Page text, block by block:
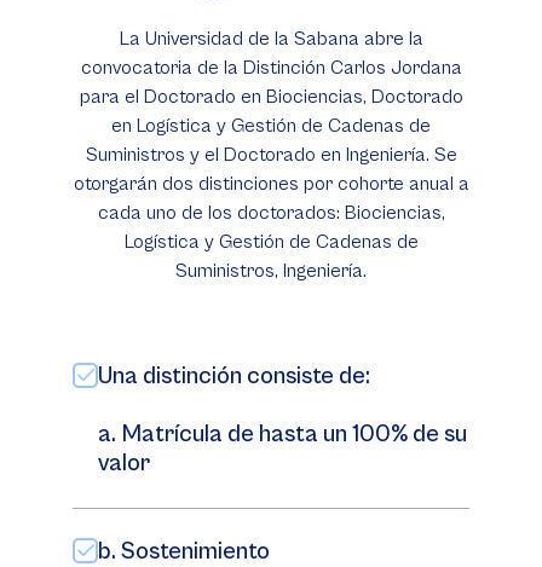
La Universidad de la Sabana abre la
convocatoria de la Distinción Carlos Jordana
para el Doctorado en Biociencias, Doctorado
en Logística y Gestión de Cadenas de
Suministros y el Doctorado en Ingeniería. Se
otorgarán dos distinciones por cohorte anual a
cada uno de los doctorados: Biociencias,
Logística y Gestión de Cadenas de
Suministros, Ingeniería.
Una distinción consiste de:
a. Matrícula de hasta un 100% de su
valor
b. Sostenimiento